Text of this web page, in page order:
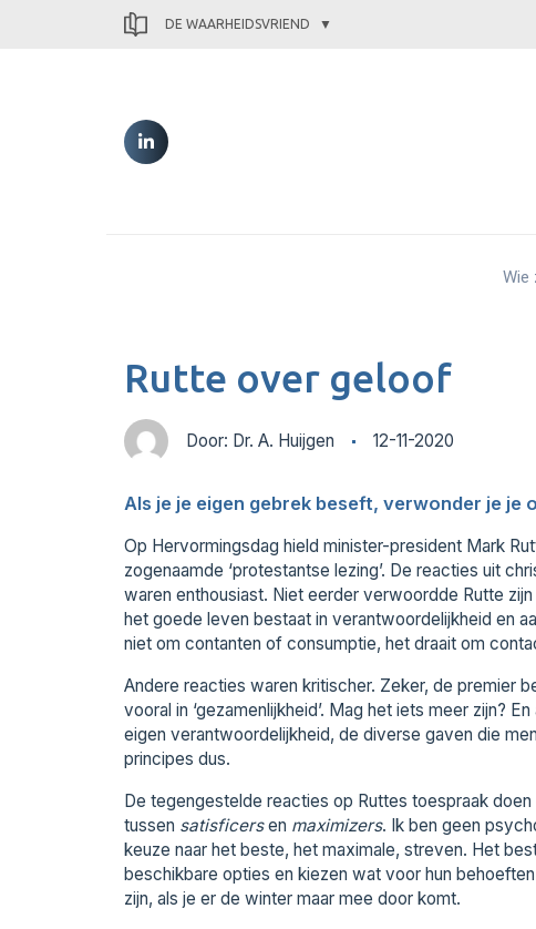
DE WAARHEIDSVRIEND
Wie
Rutte over geloof
Door: Dr. A. Huijgen 12-11-2020
Als je je eigen gebrek beseft, verwonder je je
Op Hervormingsdag hield minister-president Mark
zogenaamde ‘protestantse lezing’. De reacties uit
waren enthousiast. Niet eerder verwoordde Rutte
het goede leven bestaat in verantwoordelijkheid en
niet om contanten of consumptie, het draait om
Andere reacties waren kritischer. Zeker, de premier
vooral in ‘gezamenlijkheid’. Mag het iets meer zijn?
eigen verantwoordelijkheid, de diverse gaven die
principes dus.
De tegengestelde reacties op Ruttes toespraak
tussen satisficersen maximizers. Ik ben geen
keuze naar het beste, het maximale, streven. Het
beschikbare opties en kiezen wat voor hun
zijn, als je er de winter maar mee door komt.